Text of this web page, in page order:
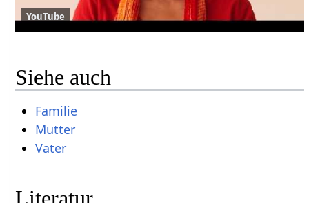
YouTube
Siehe auch
Familie
Mutter
Vater
Literatur